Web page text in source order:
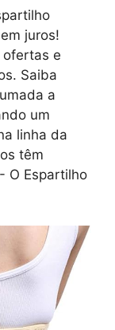
juros!
ofertas e
Saiba
a
um
linha da
têm
O Espartilho